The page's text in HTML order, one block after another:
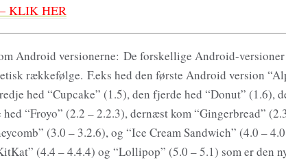
KLIK HER
Android versionerne: De forskellige Android-
rækkefølge. F.eks hed den første Android version
hed “Cupcake” (1.5), den fjerde hed “Donut” (1.6),
hed “Froyo” (2.2 – 2.2.3), dernæst kom “Gingerbread”
(3.0 – 3.2.6), og “Ice Cream Sandwich” (4.0 –
(4.4 – 4.4.4) og “Lollipop” (5.0 – 5.1) som er den